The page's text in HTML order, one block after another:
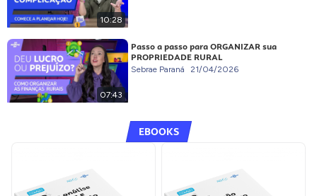
10:28
07:43
Passo a passo para ORGANIZAR sua
PROPRIEDADE RURAL
Sebrae Paraná 21/04/2026
EBOOKS